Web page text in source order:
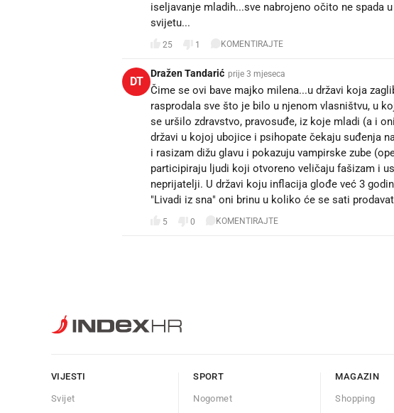
iseljavanje mladih...sve nabrojeno očito ne spada
svijetu...
25 1 KOMENTIRAJTE
DT
Dražen Tandarić prije 3 mjeseca
Čime se ovi bave majko milena...u državi koja
rasprodala sve što je bilo u njenom vlasništvu, u
se uršilo zdravstvo, pravosuđe, iz koje mladi (a i
državi u kojoj ubojice i psihopate čekaju suđenja
i rasizam dižu glavu i pokazuju vampirske zube
participiraju ljudi koji otvoreno veličaju fašizam i
neprijatelji. U državi koju inflacija glođe već 3
"Livadi iz sna" oni brinu u koliko će se sati
5 0 KOMENTIRAJTE
VIJESTI
Svijet
SPORT
Nogomet
MAGAZIN
Shopping